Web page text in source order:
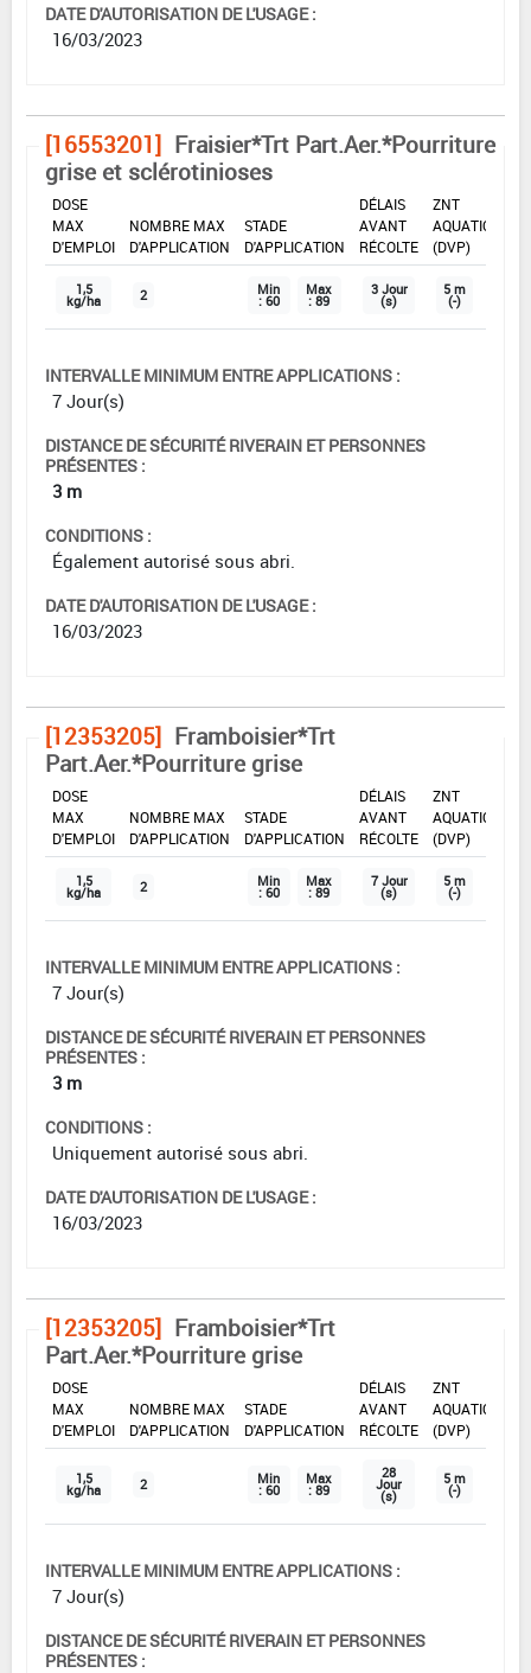
DATE D'AUTORISATION DE L'USAGE :
16/03/2023
[16553201] Fraisier*Trt Part.Aer.*Pourriture
grise et sclérotinioses
DOSE
MAX
D'EMPLOI
NOMBRE MAX
D'APPLICATION
STADE
D'APPLICATION
DÉLAIS
AVANT
RÉCOLTE
ZNT
AQUATIQUE
(DVP)
1,5
kg/ha 2 Min
: 60
Max
: 89
3 Jour
(s)
5 m
(-)
INTERVALLE MINIMUM ENTRE APPLICATIONS :
7 Jour(s)
DISTANCE DE SÉCURITÉ RIVERAIN ET PERSONNES
PRÉSENTES :
3 m
CONDITIONS :
Également autorisé sous abri.
DATE D'AUTORISATION DE L'USAGE :
16/03/2023
[12353205] Framboisier*Trt
Part.Aer.*Pourriture grise
DOSE
MAX
D'EMPLOI
NOMBRE MAX
D'APPLICATION
STADE
D'APPLICATION
DÉLAIS
AVANT
RÉCOLTE
ZNT
AQUATIQUE
(DVP)
1,5
kg/ha 2 Min
: 60
Max
: 89
7 Jour
(s)
5 m
(-)
INTERVALLE MINIMUM ENTRE APPLICATIONS :
7 Jour(s)
DISTANCE DE SÉCURITÉ RIVERAIN ET PERSONNES
PRÉSENTES :
3 m
CONDITIONS :
Uniquement autorisé sous abri.
DATE D'AUTORISATION DE L'USAGE :
16/03/2023
[12353205] Framboisier*Trt
Part.Aer.*Pourriture grise
DOSE
MAX
D'EMPLOI
NOMBRE MAX
D'APPLICATION
STADE
D'APPLICATION
DÉLAIS
AVANT
RÉCOLTE
ZNT
AQUATIQUE
(DVP)
1,5
kg/ha 2 Min
: 60
Max
: 89
28
Jour
(s)
5 m
(-)
INTERVALLE MINIMUM ENTRE APPLICATIONS :
7 Jour(s)
DISTANCE DE SÉCURITÉ RIVERAIN ET PERSONNES
PRÉSENTES :